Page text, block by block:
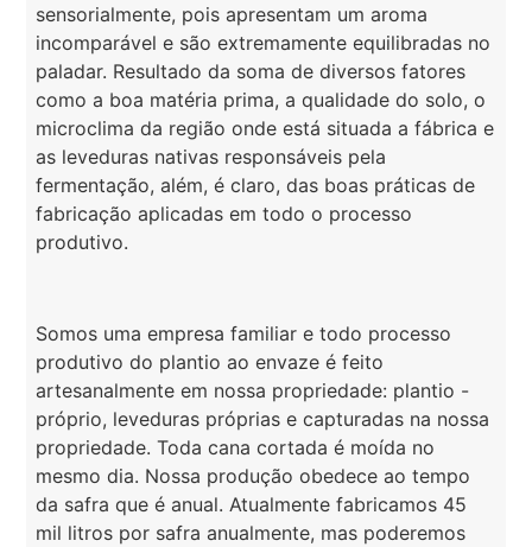
sensorialmente, pois apresentam um aroma
incomparável e são extremamente equilibradas no
paladar. Resultado da soma de diversos fatores
como a boa matéria prima, a qualidade do solo, o
microclima da região onde está situada a fábrica e
as leveduras nativas responsáveis pela
fermentação, além, é claro, das boas práticas de
fabricação aplicadas em todo o processo
produtivo.
Somos uma empresa familiar e todo processo
produtivo do plantio ao envaze é feito
artesanalmente em nossa propriedade: plantio -
próprio, leveduras próprias e capturadas na nossa
propriedade. Toda cana cortada é moída no
mesmo dia. Nossa produção obedece ao tempo
da safra que é anual. Atualmente fabricamos 45
mil litros por safra anualmente, mas poderemos